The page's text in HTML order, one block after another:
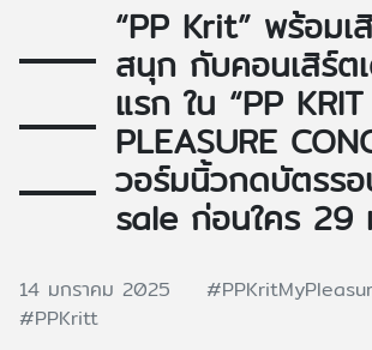
“PP Krit” พร้อมเ
สนุก กับคอนเสิร์ต
แรก ใน “PP
PLEASURE
วอร์มนิ้วกดบัตรร
sale ก่อนใคร 29
14 มกราคม 2025
#PPKritt